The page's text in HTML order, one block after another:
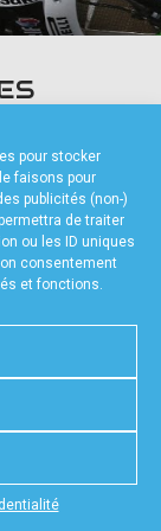
pour stocker
faisons pour
publicités (non-)
de traiter
ou les ID uniques
consentement
et fonctions.
WEB A3WEB
(UE)